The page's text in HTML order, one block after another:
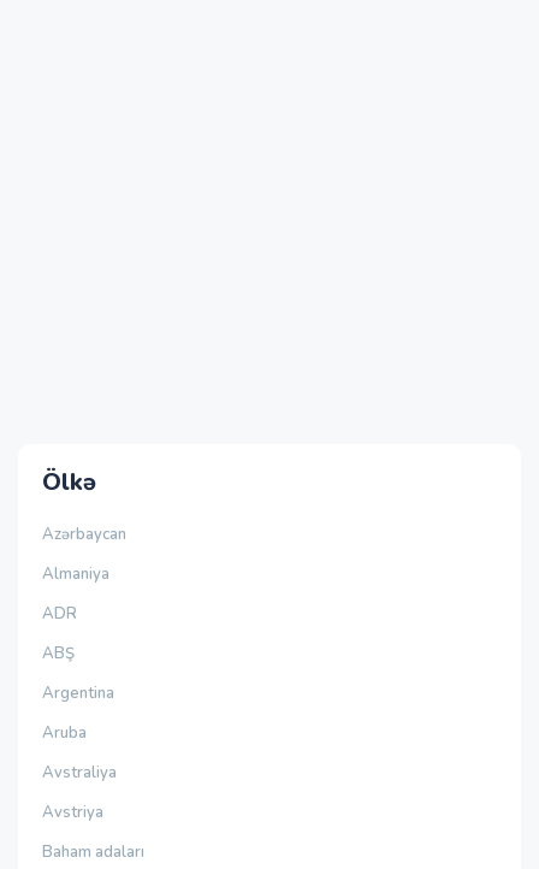
Ölkə
Azərbaycan
Almaniya
ADR
ABŞ
Argentina
Aruba
Avstraliya
Avstriya
Baham adaları